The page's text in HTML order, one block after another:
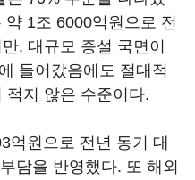
1조 6000억원으로 전
, 대규모 증설 국면이
들어갔음에도 절대적
적지 않은 수준이다.
억원으로 전년 동기 대
담을 반영했다. 또 해외